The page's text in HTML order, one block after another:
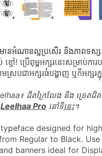
ានអំណានល្អប្រសើរ និងភាពទស្
! ប្រើពុម្ពអក្សរនេះសម្រាប់ការប
បជាអក្សរធំបង្ហាញ ឬក៏អក្សរក្
៖ ដិតក្រៃលែង និង ទ្រេតដិត
Leelhaa Pro នៅទីនេះ។
designed for
Regular to Black.
banners ideal for